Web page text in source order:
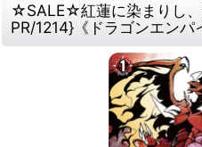
☆SALE☆紅蓮に染まりし
PR/1214}《ドラゴンエンパ